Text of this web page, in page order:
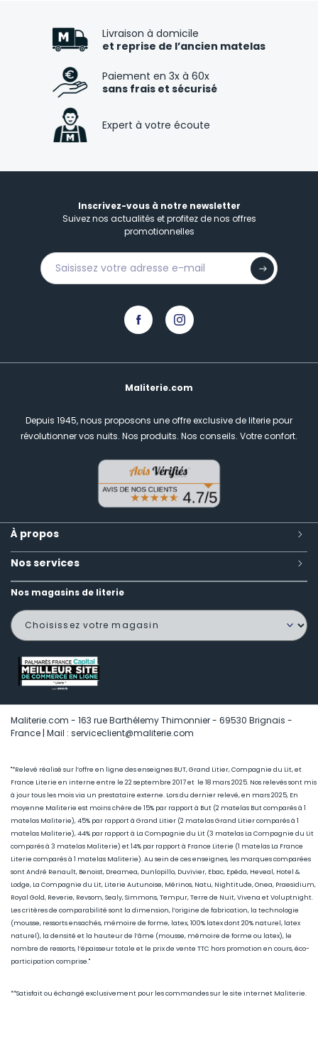
Livraison à domicile
et reprise de l’ancien matelas
Paiement en 3x à 60x
sans frais et sécurisé
Expert à votre écoute
Inscrivez-vous à notre newsletter
Suivez nos actualités et profitez de nos offres
promotionnelles
Maliterie.com
Depuis 1945, nous proposons une offre exclusive de literie pour
révolutionner vos nuits. Nos produits. Nos conseils. Votre confort.
À propos
Nos services
Nos magasins de literie
Maliterie.com - 163 rue Barthélemy Thimonnier - 69530 Brignais -
France | Mail : serviceclient@maliterie.com
"*Relevé réalisé sur l’offre en ligne des enseignes BUT, Grand Litier, Compagnie du Lit, et
France Literie en interne entre le 22 septembre 2017 et le 18 mars 2025. Nos relevés sont mis
à jour tous les mois via un prestataire externe. Lors du dernier relevé, en mars 2025, En
moyenne Maliterie est moins chère de 15% par rapport à But (2 matelas But comparés à 1
matelas Maliterie), 45% par rapport à Grand Litier (2 matelas Grand Litier comparés à 1
matelas Maliterie), 44% par rapport à La Compagnie du Lit (3 matelas La Compagnie du Lit
comparés à 3 matelas Maliterie) et 14% par rapport à France Literie (1 matelas La France
Literie comparés à 1 matelas Maliterie). Au sein de ces enseignes, les marques comparées
sont André Renault, Benoist, Dreamea, Dunlopillo, Duvivier, Ebac, Epéda, Heveal, Hotel &
Lodge, La Compagnie du Lit, Literie Autunoise, Mérinos, Natu, Nightitude, Onea, Praesidium,
Royal Gold, Reverie, Revsom, Sealy, Simmons, Tempur, Terre de Nuit, Vivena et Voluptnight.
Les critères de comparabilité sont la dimension, l’origine de fabrication, la technologie
(mousse, ressorts ensachés, mémoire de forme, latex, 100% latex dont 20% naturel, latex
naturel), la densité et la hauteur de l’âme (mousse, mémoire de forme ou latex), le
nombre de ressorts, l’épaisseur totale et le prix de vente TTC hors promotion en cours, éco-
participation comprise."
**Satisfait ou échangé exclusivement pour les commandes sur le site internet Maliterie.